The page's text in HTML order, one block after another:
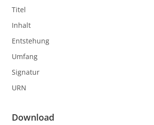
Titel
Inhalt
Entstehung
Umfang
Signatur
URN
Download